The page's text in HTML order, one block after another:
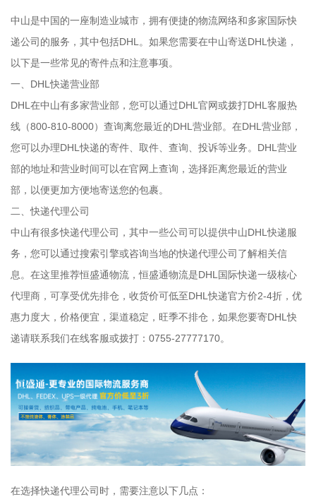
中山是中国的一座制造业城市，拥有便捷的物流网络和多家国际快
递公司的服务，其中包括DHL。如果您需要在中山寄送DHL快递，
以下是一些常见的寄件点和注意事项。
一、DHL快递营业部
DHL在中山有多家营业部，您可以通过DHL官网或拨打DHL客服热
线（800-810-8000）查询离您最近的DHL营业部。在DHL营业部，
您可以办理DHL快递的寄件、取件、查询、投诉等业务。DHL营业
部的地址和营业时间可以在官网上查询，选择距离您最近的营业
部，以便更加方便地寄送您的包裹。
二、快递代理公司
中山有很多快递代理公司，其中一些公司可以提供中山DHL快递服
务，您可以通过搜索引擎或咨询当地的快递代理公司了解相关信
息。在这里推荐恒盛通物流，恒盛通物流是DHL国际快递一级核心
代理商，可享受优先排仓，收货价可低至DHL快递官方价2-4折，优
惠力度大，价格便宜，渠道稳定，旺季不排仓，如果您要寄DHL快
递请联系我们在线客服或拨打：0755-27777170。
在选择快递代理公司时，需要注意以下几点：